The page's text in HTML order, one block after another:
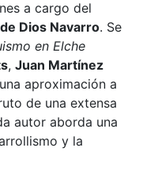
a cargo del
Dios Navarro. Se
en Elche
, Juan Martínez
aproximación a
de una extensa
autor aborda una
y la